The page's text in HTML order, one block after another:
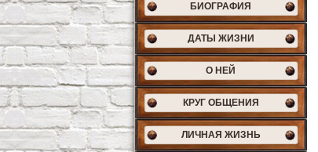
БИОГРАФИЯ
ДАТЫ ЖИЗНИ
О НЕЙ
КРУГ ОБЩЕНИЯ
ЛИЧНАЯ ЖИЗНЬ